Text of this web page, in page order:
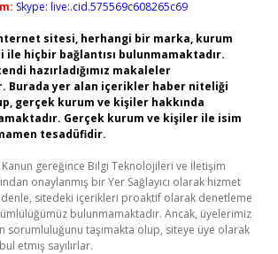
Skype: live:.cid.575569c608265c69
sitesi, herhangi bir marka, kurum
ile hiçbir bağlantısı bulunmamaktadır.
hazırladığımız makaleler
Burada yer alan içerikler haber niteliği
gerçek kurum ve kişiler hakkında
Gerçek kurum ve kişiler ile isim
tesadüfidir.
Kanun gereğince Bilgi Teknolojileri ve İletişim
onaylanmış bir Yer Sağlayıcı olarak hizmet
sitedeki içerikleri proaktif olarak denetleme
bulunmamaktadır. Ancak, üyelerimiz
sorumluluğunu taşımakta olup, siteye üye olarak
etmiş sayılırlar.